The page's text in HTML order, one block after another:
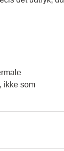
ikke som